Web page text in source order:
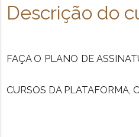
Descrição do
FAÇA O PLANO DE
CURSOS DA PLATAFORMA,